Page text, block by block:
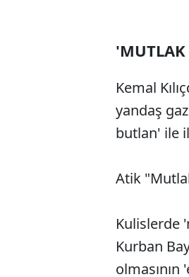
'MUTLAK
Kemal
yandaş
butlan' ile
Atik
Kulislerde
Kurban